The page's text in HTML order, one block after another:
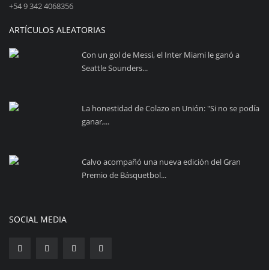
+54 9 342 4068356
ARTÍCULOS ALEATORIAS
Con un gol de Messi, el Inter Miami le ganó a
Seattle Sounders...
La honestidad de Colazo en Unión: "Si no se podía
ganar,...
Calvo acompañó una nueva edición del Gran
Premio de Básquetbol...
SOCIAL MEDIA